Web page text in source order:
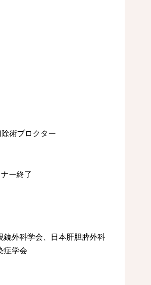
術プロクター
ー終了
鏡外科学会、日本肝胆膵外科
症学会